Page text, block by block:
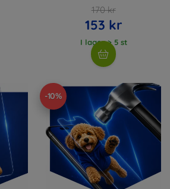
170 kr
153 kr
I lager > 5 st
-10%